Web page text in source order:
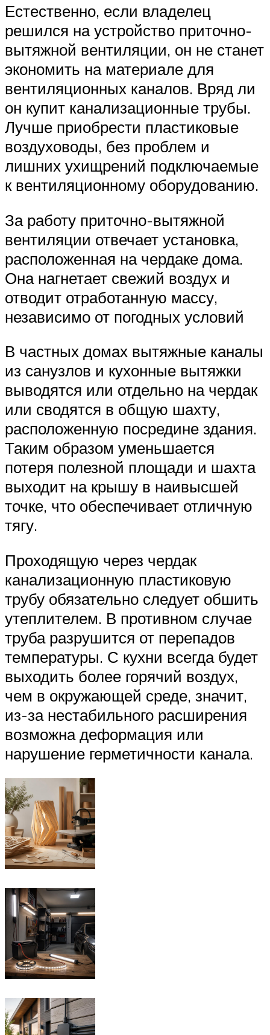
Естественно, если владелец
решился на устройство приточно-
вытяжной вентиляции, он не станет
экономить на материале для
вентиляционных каналов. Вряд ли
он купит канализационные трубы.
Лучше приобрести пластиковые
воздуховоды, без проблем и
лишних ухищрений подключаемые
к вентиляционному оборудованию.
За работу приточно-вытяжной
вентиляции отвечает установка,
расположенная на чердаке дома.
Она нагнетает свежий воздух и
отводит отработанную массу,
независимо от погодных условий
В частных домах вытяжные каналы
из санузлов и кухонные вытяжки
выводятся или отдельно на чердак
или сводятся в общую шахту,
расположенную посредине здания.
Таким образом уменьшается
потеря полезной площади и шахта
выходит на крышу в наивысшей
точке, что обеспечивает отличную
тягу.
Проходящую через чердак
канализационную пластиковую
трубу обязательно следует обшить
утеплителем. В противном случае
труба разрушится от перепадов
температуры. С кухни всегда будет
выходить более горячий воздух,
чем в окружающей среде, значит,
из-за нестабильного расширения
возможна деформация или
нарушение герметичности канала.